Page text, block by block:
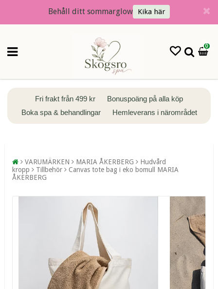
Behåll ditt sommarglow Kika här
0
Fri frakt från 499 kr
Bonuspoäng på alla köp
Boka spa & behandlingar
Hemleverans i närområdet
VARUMÄRKEN MARIA ÅKERBERG
Hudvård
kropp
Tillbehör
Canvas tote bag i eko bomull MARIA
ÅKERBERG